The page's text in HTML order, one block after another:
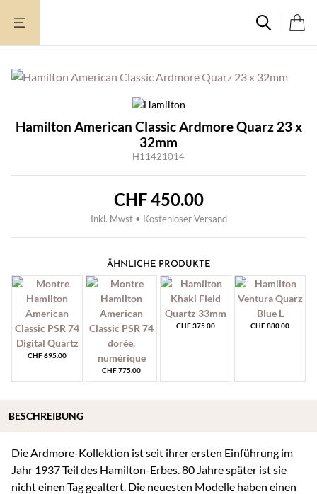
Inhalt
Hamilton American Classic Ardmore Quarz 23 x
32mm
H11421014
CHF450.00
Inkl. Mwst • Kostenloser Versand
ÄHNLICHE PRODUKTE
CHF695.00
CHF775.00
CHF375.00 CHF880.00
Die Ardmore-Kollektion ist seit ihrer ersten Einführung im
Jahr 1937 Teil des Hamilton-Erbes. 80 Jahre später ist sie
nicht einen Tag gealtert. Die neuesten Modelle haben einen
BESCHREIBUNG